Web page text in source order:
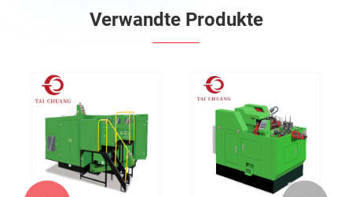
Verwandte Produkte